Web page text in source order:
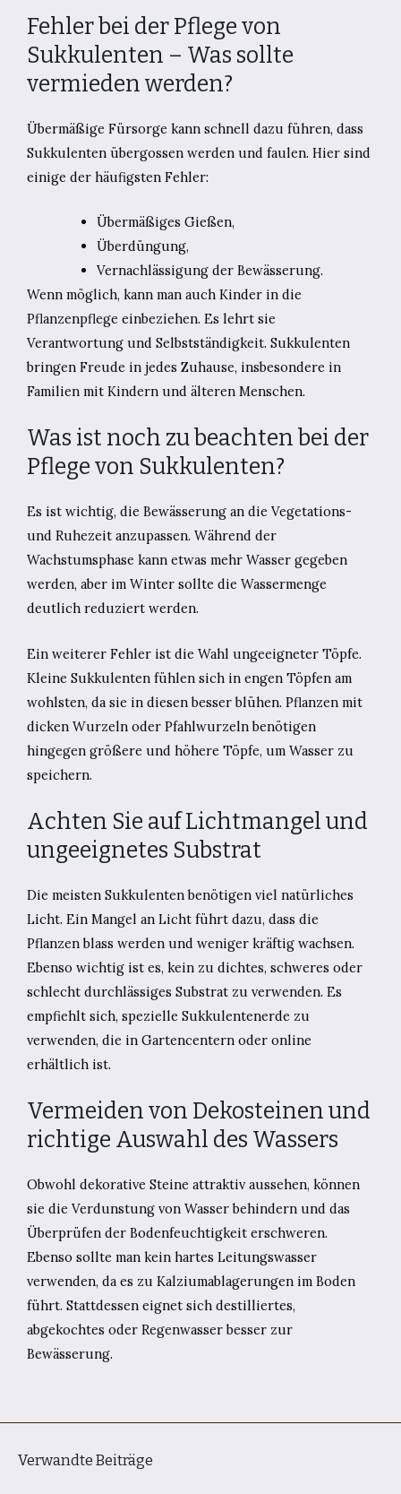
Fehler bei der Pflege von
Sukkulenten – Was sollte
vermieden werden?
Übermäßige Fürsorge kann schnell dazu führen, dass
Sukkulenten übergossen werden und faulen. Hier sind
einige der häufigsten Fehler:
Übermäßiges Gießen,
Überdüngung,
Vernachlässigung der Bewässerung.
Wenn möglich, kann man auch Kinder in die
Pflanzenpflege einbeziehen. Es lehrt sie
Verantwortung und Selbstständigkeit. Sukkulenten
bringen Freude in jedes Zuhause, insbesondere in
Familien mit Kindern und älteren Menschen.
Was ist noch zu beachten bei der
Pflege von Sukkulenten?
Es ist wichtig, die Bewässerung an die Vegetations-
und Ruhezeit anzupassen. Während der
Wachstumsphase kann etwas mehr Wasser gegeben
werden, aber im Winter sollte die Wassermenge
deutlich reduziert werden.
Ein weiterer Fehler ist die Wahl ungeeigneter Töpfe.
Kleine Sukkulenten fühlen sich in engen Töpfen am
wohlsten, da sie in diesen besser blühen. Pflanzen mit
dicken Wurzeln oder Pfahlwurzeln benötigen
hingegen größere und höhere Töpfe, um Wasser zu
speichern.
Achten Sie auf Lichtmangel und
ungeeignetes Substrat
Die meisten Sukkulenten benötigen viel natürliches
Licht. Ein Mangel an Licht führt dazu, dass die
Pflanzen blass werden und weniger kräftig wachsen.
Ebenso wichtig ist es, kein zu dichtes, schweres oder
schlecht durchlässiges Substrat zu verwenden. Es
empfiehlt sich, spezielle Sukkulentenerde zu
verwenden, die in Gartencentern oder online
erhältlich ist.
Vermeiden von Dekosteinen und
richtige Auswahl des Wassers
Obwohl dekorative Steine attraktiv aussehen, können
sie die Verdunstung von Wasser behindern und das
Überprüfen der Bodenfeuchtigkeit erschweren.
Ebenso sollte man kein hartes Leitungswasser
verwenden, da es zu Kalziumablagerungen im Boden
führt. Stattdessen eignet sich destilliertes,
abgekochtes oder Regenwasser besser zur
Bewässerung.
Verwandte Beiträge